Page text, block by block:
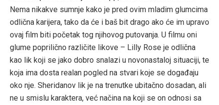
Nema nikakve sumnje kako je pred ovim mladim glumcima
odlična karijera, tako da će i baš bit drago ako će im upravo
ovaj film biti početak tog njihovog putovanja. U filmu oni
glume poprilično različite likove – Lilly Rose je odlična
kao lik koji se jako dobro snalazi u novonastaloj situaciji, te
koja ima dosta realan pogled na stvari koje se događaju
oko nje. Sheridanov lik je na trenutke ubitačno dosadan, ali
ne u smislu karaktera, već načina na koji se on odnosi sa